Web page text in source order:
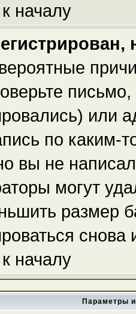
началу
или
по каким-
вы не
могут
размер
началу
Параметры